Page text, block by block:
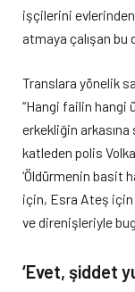
işçilerini
atmaya çalışan bu
Translara yönelik
“Hangi failin hangi
erkekliğin arkasına
katleden polis
‘Öldürmenin basit
için, Esra Ateş için
ve direnişleriyle
‘Evet, şiddet